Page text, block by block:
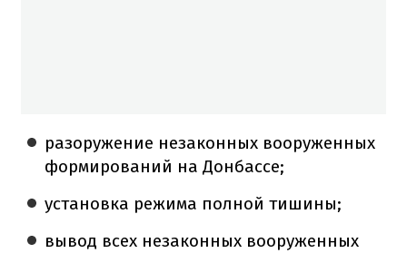
разоружение незаконных вооруженных
формирований на Донбассе;
установка режима полной тишины;
вывод всех незаконных вооруженных